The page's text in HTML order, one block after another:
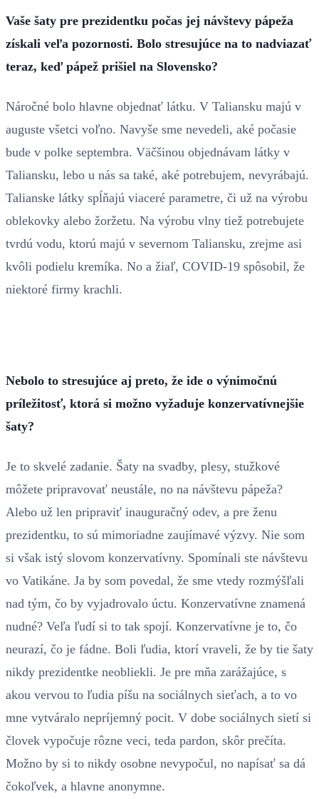
Vaše šaty pre prezidentku počas jej návštevy pápeža
získali veľa pozornosti. Bolo stresujúce na to nadviazať
teraz, keď pápež prišiel na Slovensko?
Náročné bolo hlavne objednať látku. V Taliansku majú v
auguste všetci voľno. Navyše sme nevedeli, aké počasie
bude v polke septembra. Väčšinou objednávam látky v
Taliansku, lebo u nás sa také, aké potrebujem, nevyrábajú.
Talianske látky spĺňajú viaceré parametre, či už na výrobu
oblekovky alebo žoržetu. Na výrobu vlny tiež potrebujete
tvrdú vodu, ktorú majú v severnom Taliansku, zrejme asi
kvôli podielu kremíka. No a žiaľ, COVID-19 spôsobil, že
niektoré firmy krachli.
Nebolo to stresujúce aj preto, že ide o výnimočnú
príležitosť, ktorá si možno vyžaduje konzervatívnejšie
šaty?
Je to skvelé zadanie. Šaty na svadby, plesy, stužkové
môžete pripravovať neustále, no na návštevu pápeža?
Alebo už len pripraviť inauguračný odev, a pre ženu
prezidentku, to sú mimoriadne zaujímavé výzvy. Nie som
si však istý slovom konzervatívny. Spomínali ste návštevu
vo Vatikáne. Ja by som povedal, že sme vtedy rozmýšľali
nad tým, čo by vyjadrovalo úctu. Konzervatívne znamená
nudné? Veľa ľudí si to tak spojí. Konzervatívne je to, čo
neurazí, čo je fádne. Boli ľudia, ktorí vraveli, že by tie šaty
nikdy prezidentke neobliekli. Je pre mňa zarážajúce, s
akou vervou to ľudia píšu na sociálnych sieťach, a to vo
mne vytváralo nepríjemný pocit. V dobe sociálnych sietí si
človek vypočuje rôzne veci, teda pardon, skôr prečíta.
Možno by si to nikdy osobne nevypočul, no napísať sa dá
čokoľvek, a hlavne anonymne.